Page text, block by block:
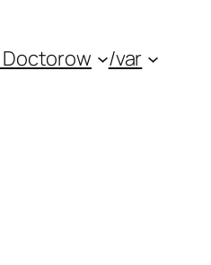
/var